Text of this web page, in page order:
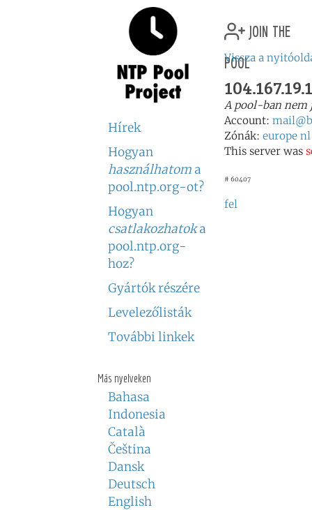
Hírek
Hogyan
használhatom a
pool.ntp.org-ot?
Hogyan
csatlakozhatoka
pool.ntp.org-
hoz?
Gyártók részére
Levelezőlisták
További linkek
Más nyelveken
Bahasa
Indonesia
Català
Čeština
Dansk
Deutsch
English
join the
pool
Vissza a
A pool-ban nem
Account:
Zónák: europe nl
This server was
# 60407
fel